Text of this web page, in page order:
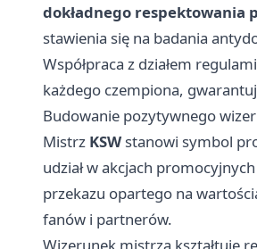
dokładnego respektowania
stawienia się na badania
Współpraca z działem
każdego czempiona,
Budowanie pozytywnego
Mistrz KSW stanowi symbol
udział w akcjach
przekazu opartego na
fanów i partnerów.
Wizerunek mistrza kształtuje